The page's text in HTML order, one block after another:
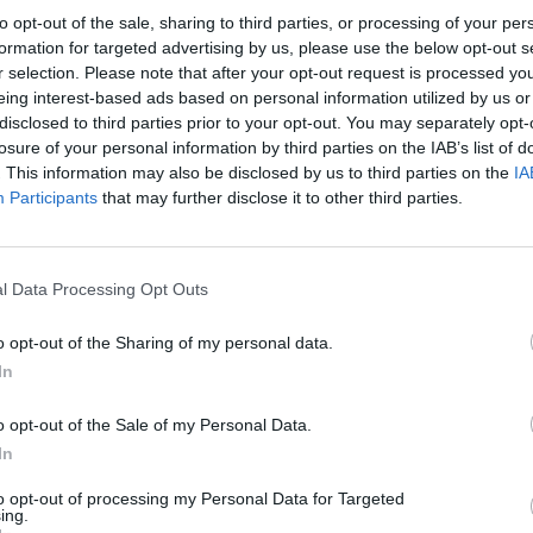
opt-out of the sale, sharing to third parties, or processing of your
for targeted advertising by us, please use the below opt-out
selection. Please note that after your opt-out request is processed
interest-based ads based on personal information utilized by us
to third parties prior to your opt-out. You may separately
of your personal information by third parties on the IAB’s list of
This information may also be disclosed by us to third parties on the
Participants that may further disclose it to other third parties.
Data Processing Opt Outs
opt-out of the Sharing of my personal data.
opt-out of the Sale of my Personal Data.
opt-out of processing my Personal Data for Targeted
Dżuma.Miasto Oran zostaje w niej dotknięte
świata, przez co staje się swoistym mikrokosmosem,
ludzkie w tej ekstremalnej sytuacji.
w całości pomaganiu chorym, cały czas ryzykując
tutaj jednak do końca na miejscu, ponieważ Rieux
swojego zawodu, którego podjął się
swojemu zachowaniu pewien cel, sens – wie,
chce pomóc tylu ludziom, ilu udzielenie pomocy
chorych. W ten sposób patrzy na swoją
również na tle innych bohaterów, którzy
– dużo mniej wzorowo.